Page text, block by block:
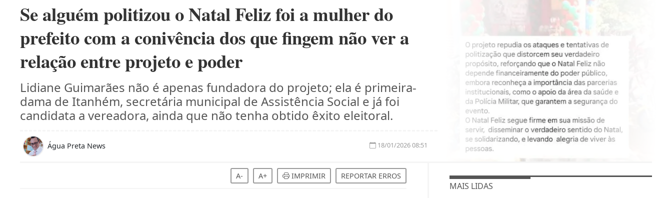
Se alguém politizou o Natal Feliz foi a mulher do
prefeito com a conivência dos que fingem não ver a
relação entre projeto e poder
Lidiane Guimarães não é apenas fundadora do projeto; ela é primeira-
dama de Itanhém, secretária municipal de Assistência Social e já foi
candidata a vereadora, ainda que não tenha obtido êxito eleitoral.
Água Preta News 18/01/2026 08:51
A- A+ IMPRIMIR REPORTAR ERROS
MAIS LIDAS